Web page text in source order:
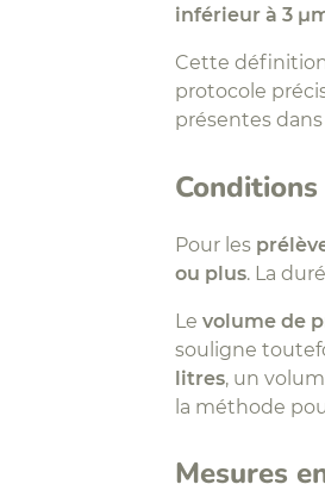
inférieur à 3
Cette
protocole
présentes
Pour les
ou plus. La
Le volume de
souligne
litres, un
la méthode
Mesures